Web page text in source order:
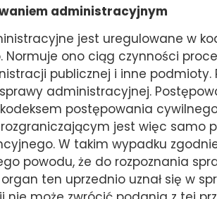
administracyjnym
jest uregulowane w
ono ciąg czynności
publicznej i inne
administracyjnej.
postępowania
jest więc samo
W takim wypadku
powodu, że do rozpoznania
ten uprzednio uznał się w